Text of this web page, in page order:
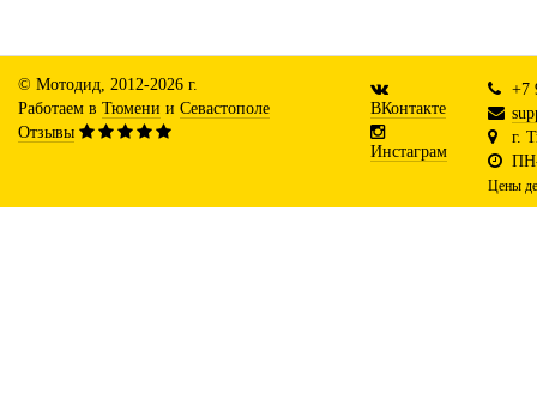
© Мотодид, 2012-2026 г.
Работаем в Тюмени и Севастополе
Отзывы
ВКонтакте
Инстаграм
+7
г.
Цены